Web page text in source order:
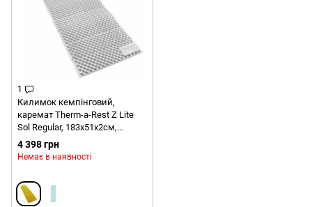
1
Килимок кемпінговий,
каремат Therm-a-Rest Z Lite
Sol Regular, 183х51х2см,
Limon/Silver (THR 06670)
4 398 грн
Немає в наявності